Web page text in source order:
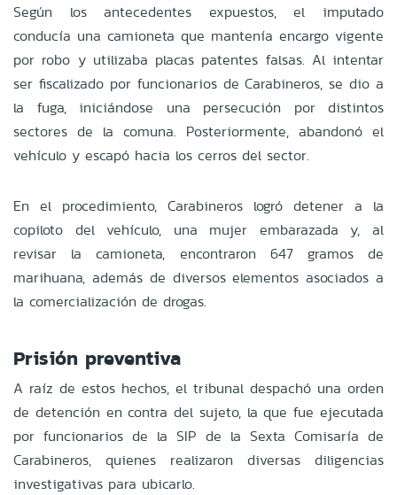
Según los antecedentes expuestos, el imputado
conducía una camioneta que mantenía encargo vigente
por robo y utilizaba placas patentes falsas. Al intentar
ser fiscalizado por funcionarios de Carabineros, se dio a
la fuga, iniciándose una persecución por distintos
sectores de la comuna. Posteriormente, abandonó el
vehículo y escapó hacia los cerros del sector.
En el procedimiento, Carabineros logró detener a la
copiloto del vehículo, una mujer embarazada y, al
revisar la camioneta, encontraron 647 gramos de
marihuana, además de diversos elementos asociados a
la comercialización de drogas.
Prisión preventiva
A raíz de estos hechos, el tribunal despachó una orden
de detención en contra del sujeto, la que fue ejecutada
por funcionarios de la SIP de la Sexta Comisaría de
Carabineros, quienes realizaron diversas diligencias
investigativas para ubicarlo.